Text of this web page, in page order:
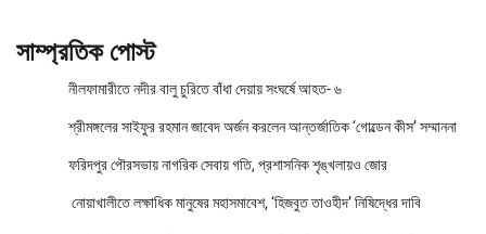
সাম্প্রতিক পোস্ট
নীলফামারীতে নদীর বালু চুরিতে বাঁধা দেয়ায় সংঘর্ষে আহত- ৬
শ্রীমঙ্গলের সাইফুর রহমান জাবেদ অর্জন করলেন আন্তর্জাতিক ‘গোল্ডেন কীস’ সম্মাননা
ফরিদপুর পৌরসভায় নাগরিক সেবায় গতি, প্রশাসনিক শৃঙ্খলায়ও জোর
নোয়াখালীতে লক্ষাধিক মানুষের মহাসমাবেশ, ‘হিজবুত তাওহীদ’ নিষিদ্ধের দাবি